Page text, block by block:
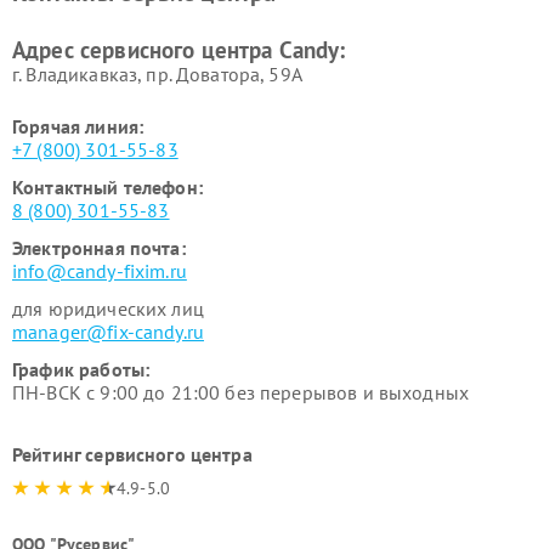
Адрес сервисного центра Candy:
г. Владикавказ, пр. Доватора, 59А
Горячая линия:
+7 (800) 301-55-83
Контактный телефон:
8 (800) 301-55-83
Электронная почта:
info@candy-fixim.ru
для юридических лиц
manager@fix-candy.ru
График работы:
ПН-ВСК с 9:00 до 21:00 без перерывов и выходных
Рейтинг сервисного центра
4.9-5.0
ООО "Русервис"